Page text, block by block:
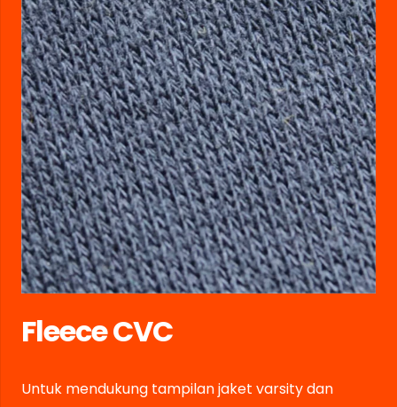
Fleece CVC
Untuk mendukung tampilan jaket varsity dan